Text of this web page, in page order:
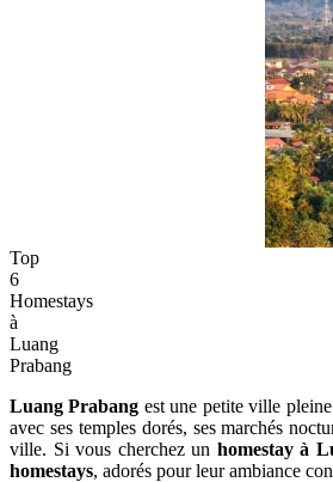
Top
6
Homestays
à
Luang
Prabang
Luang Prabang est une petite ville
avec ses temples dorés, ses marchés
ville. Si vous cherchez un homestay à
homestays, adorés pour leur ambiance